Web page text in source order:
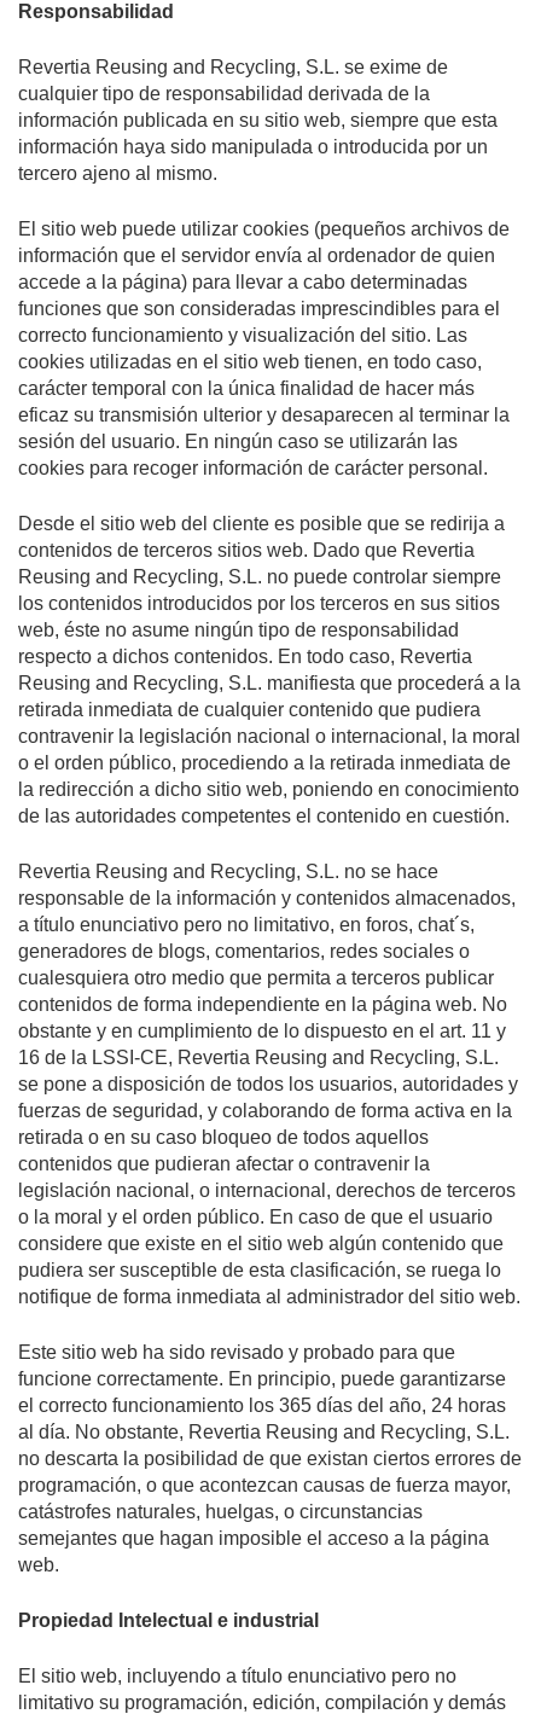
Responsabilidad
Revertia Reusing and Recycling, S.L. se exime de
cualquier tipo de responsabilidad derivada de la
información publicada en su sitio web, siempre que esta
información haya sido manipulada o introducida por un
tercero ajeno al mismo.
El sitio web puede utilizar cookies (pequeños archivos de
información que el servidor envía al ordenador de quien
accede a la página) para llevar a cabo determinadas
funciones que son consideradas imprescindibles para el
correcto funcionamiento y visualización del sitio. Las
cookies utilizadas en el sitio web tienen, en todo caso,
carácter temporal con la única finalidad de hacer más
eficaz su transmisión ulterior y desaparecen al terminar la
sesión del usuario. En ningún caso se utilizarán las
cookies para recoger información de carácter personal.
Desde el sitio web del cliente es posible que se redirija a
contenidos de terceros sitios web. Dado que Revertia
Reusing and Recycling, S.L. no puede controlar siempre
los contenidos introducidos por los terceros en sus sitios
web, éste no asume ningún tipo de responsabilidad
respecto a dichos contenidos. En todo caso, Revertia
Reusing and Recycling, S.L. manifiesta que procederá a la
retirada inmediata de cualquier contenido que pudiera
contravenir la legislación nacional o internacional, la moral
o el orden público, procediendo a la retirada inmediata de
la redirección a dicho sitio web, poniendo en conocimiento
de las autoridades competentes el contenido en cuestión.
Revertia Reusing and Recycling, S.L. no se hace
responsable de la información y contenidos almacenados,
a título enunciativo pero no limitativo, en foros, chat´s,
generadores de blogs, comentarios, redes sociales o
cualesquiera otro medio que permita a terceros publicar
contenidos de forma independiente en la página web. No
obstante y en cumplimiento de lo dispuesto en el art. 11 y
16 de la LSSI-CE, Revertia Reusing and Recycling, S.L.
se pone a disposición de todos los usuarios, autoridades y
fuerzas de seguridad, y colaborando de forma activa en la
retirada o en su caso bloqueo de todos aquellos
contenidos que pudieran afectar o contravenir la
legislación nacional, o internacional, derechos de terceros
o la moral y el orden público. En caso de que el usuario
considere que existe en el sitio web algún contenido que
pudiera ser susceptible de esta clasificación, se ruega lo
notifique de forma inmediata al administrador del sitio web.
Este sitio web ha sido revisado y probado para que
funcione correctamente. En principio, puede garantizarse
el correcto funcionamiento los 365 días del año, 24 horas
al día. No obstante, Revertia Reusing and Recycling, S.L.
no descarta la posibilidad de que existan ciertos errores de
programación, o que acontezcan causas de fuerza mayor,
catástrofes naturales, huelgas, o circunstancias
semejantes que hagan imposible el acceso a la página
web.
Propiedad Intelectual e industrial
El sitio web, incluyendo a título enunciativo pero no
limitativo su programación, edición, compilación y demás